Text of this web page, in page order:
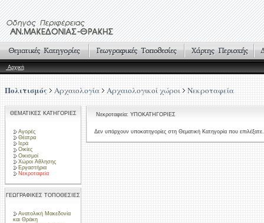
Αρχική
Πολιτισμός Αρχαιολογία Αρχαιολογικοί χώροι Νεκροταφεία
ΘΕΜΑΤΙΚΕΣ ΚΑΤΗΓΟΡΙΕΣ
Αγορές
Θέατρα
Ιερά
Οικίες
Οικισμοί
Χώροι Άθλησης
Εργαστήρια
Νεκροταφεία
ΓΕΩΓΡΑΦΙΚΕΣ ΤΟΠΟΘΕΣΙΕΣ
Ανατολική Μακεδονία
και Θράκη
Νεκροταφεία: ΥΠΟΚΑΤΗΓΟΡΙΕΣ
Δεν υπάρχουν υποκατηγορίες στη Θεματική Κατηγορία που επιλέξατε.